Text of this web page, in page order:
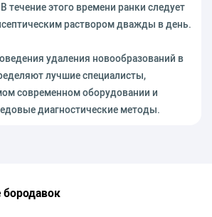
течение этого времени ранки следует
раствором дважды в день.
удаления новообразований в
лучшие специалисты,
современном оборудовании и
диагностические методы.